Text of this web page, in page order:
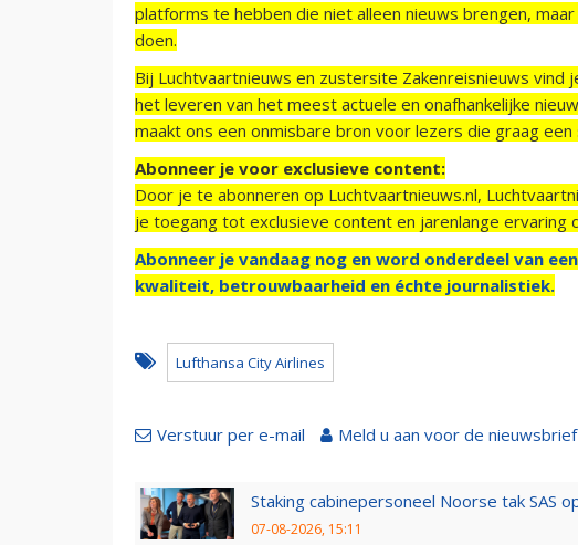
platforms te hebben die niet alleen nieuws brengen,
doen.
Bij Luchtvaartnieuws en zustersite Zakenreisnieuws vind
het leveren van het meest actuele en onafhankelijke
maakt ons een onmisbare bron voor lezers die graag
Abonneer je voor exclusieve content:
Door je te abonneren op Luchtvaartnieuws.nl,
je toegang tot exclusieve content en jarenlange
Abonneer je vandaag nog en word onderdeel van
kwaliteit, betrouwbaarheid en échte journalistiek.
Lufthansa City Airlines
Verstuur per e-mail Meld u aan voor de nieuwsbrief
Staking cabinepersoneel Noorse tak SAS
07-08-2026, 15:11